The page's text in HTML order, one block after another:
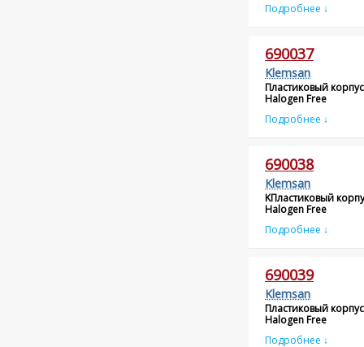
Подробнее ↓
690037
Klemsan
Пластиковый
Halogen Free
Подробнее ↓
690038
Klemsan
KПластиковый
Halogen Free
Подробнее ↓
690039
Klemsan
Пластиковый
Halogen Free
Подробнее ↓